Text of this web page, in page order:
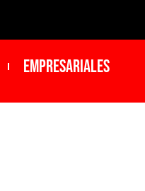
Empresariales